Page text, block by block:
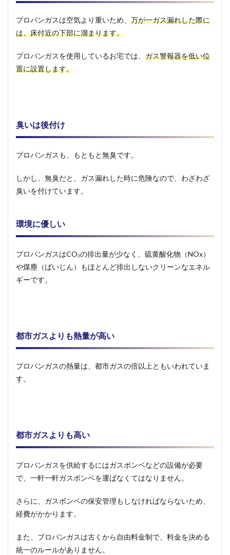
プロパンガスは空気より重いため、 万が一ガス漏れした際に
は、床付近の下部に溜まります。
プロパンガスを使用しているお宅では、 ガス警報器を低い位
置に設置します。
臭いは後付け
プロパンガスも、もともと無臭です。
しかし、無臭だと、ガス漏れした時に危険なので、わざわざ
臭いを付けています。
環境に優しい
プロパンガスはCO₂の排出量が少なく、硫黄酸化物（NOx）
や煤塵（ばいじん）もほとんど排出しないクリーンなエネル
ギーです。
都市ガスよりも熱量が高い
プロパンガスの熱量は、都市ガスの倍以上ともいわれていま
す。
都市ガスよりも高い
プロパンガスを供給するにはガスボンベなどの設備が必要
で、一軒一軒ガスボンベを運ばなくてはなりません。
さらに、ガスボンベの保安管理もしなければならないため、
経費がかかります。
また、プロパンガスは古くから自由料金制で、料金を決める
統一のルールがありません。